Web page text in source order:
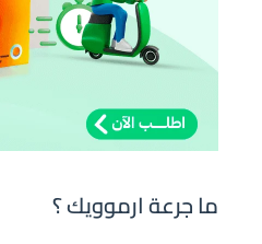
ما جرعة ارموويك ؟